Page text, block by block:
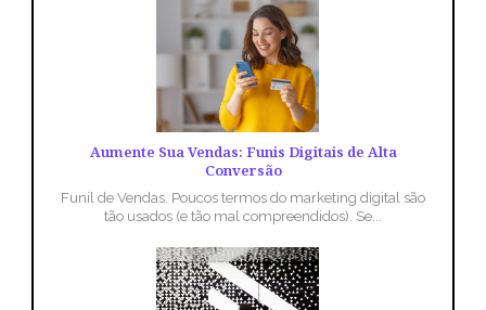
Aumente Sua Vendas: Funis Digitais de Alta
Conversão
Funil de Vendas. Poucos termos do marketing digital são
tão usados (e tão mal compreendidos). Se...